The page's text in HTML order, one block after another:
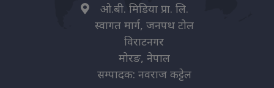
ओ.बी. मिडिया प्रा. लि.
स्वागत मार्ग, जनपथ टोल
विराटनगर
मोरङ, नेपाल
सम्पादक: नवराज कट्टेल